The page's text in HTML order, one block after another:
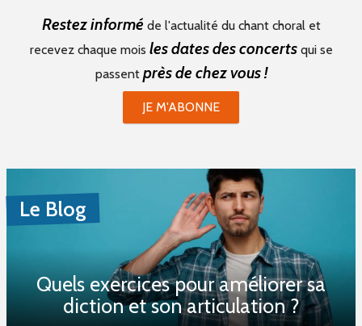
Restez informé de l'actualité du chant choral et
recevez chaque mois les dates des concertsqui se
passent près de chez vous !
JE M'ABONNE
Le Blog
Quels exercices pour améliorer sa
diction et son articulation ?